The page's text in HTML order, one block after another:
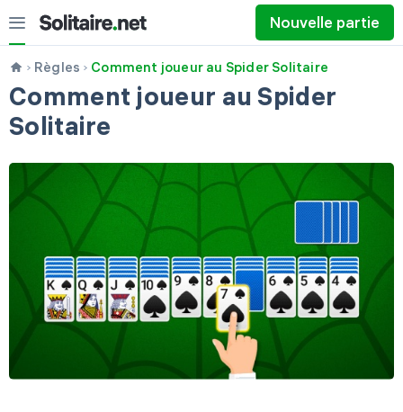
Nouvelle partie
1 carte
3 cartes
Règles Comment joueur au Spider Solitaire
Comment joueur au Spider
Solitaire